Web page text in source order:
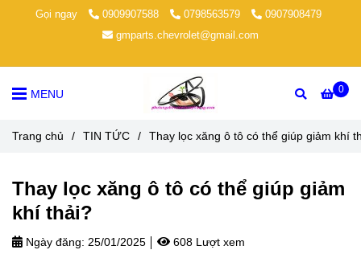
Gọi ngay 0909907588 0798563579
0907908479
gmparts.chevrolet@gmail.com
0
MENU
Trang chủ / TIN TỨC / Thay lọc xăng ô tô có thể giúp giảm khí
Thay lọc xăng ô tô có thể giúp giảm
khí thải?
Ngày đăng: 25/01/2025
608 Lượt xem